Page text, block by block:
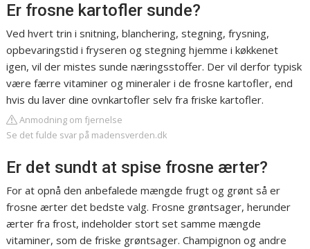
Er frosne kartofler sunde?
Ved hvert trin i snitning, blanchering, stegning, frysning,
opbevaringstid i fryseren og stegning hjemme i køkkenet
igen, vil der mistes sunde næringsstoffer. Der vil derfor typisk
være færre vitaminer og mineraler i de frosne kartofler, end
hvis du laver dine ovnkartofler selv fra friske kartofler.
Anmodning om fjernelse
Se det fulde svar på madensverden.dk
Er det sundt at spise frosne ærter?
For at opnå den anbefalede mængde frugt og grønt så er
frosne ærter det bedste valg. Frosne grøntsager, herunder
ærter fra frost, indeholder stort set samme mængde
vitaminer, som de friske grøntsager. Champignon og andre